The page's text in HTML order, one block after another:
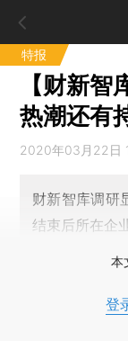
特报
【财新
热潮还有
2020年03月22日
财新智库调研
结束后所在企
本
登